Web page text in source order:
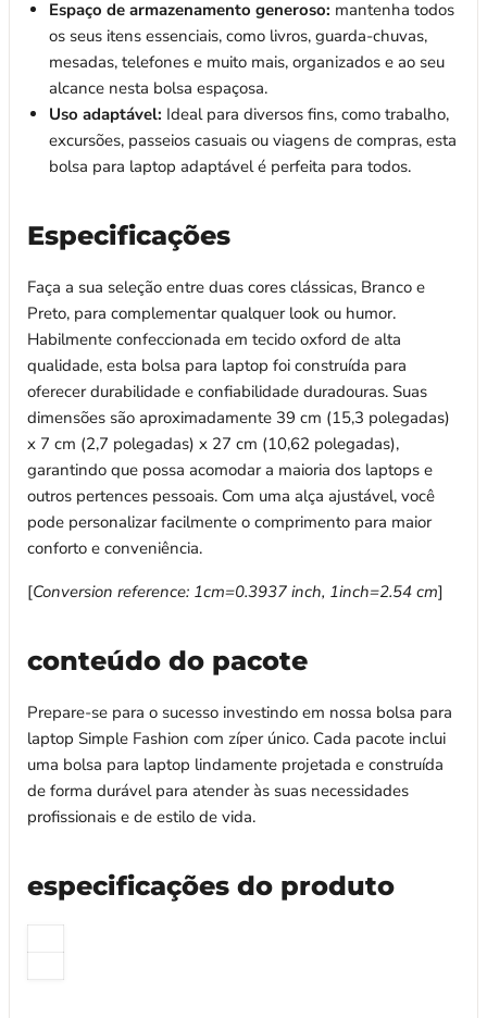
Espaço de armazenamento generoso: mantenha todos
os seus itens essenciais, como livros, guarda-chuvas,
mesadas, telefones e muito mais, organizados e ao seu
alcance nesta bolsa espaçosa.
Uso adaptável: Ideal para diversos fins, como trabalho,
excursões, passeios casuais ou viagens de compras, esta
bolsa para laptop adaptável é perfeita para todos.
Especificações
Faça a sua seleção entre duas cores clássicas, Branco e
Preto, para complementar qualquer look ou humor.
Habilmente confeccionada em tecido oxford de alta
qualidade, esta bolsa para laptop foi construída para
oferecer durabilidade e confiabilidade duradouras. Suas
dimensões são aproximadamente 39 cm (15,3 polegadas)
x 7 cm (2,7 polegadas) x 27 cm (10,62 polegadas),
garantindo que possa acomodar a maioria dos laptops e
outros pertences pessoais. Com uma alça ajustável, você
pode personalizar facilmente o comprimento para maior
conforto e conveniência.
[Conversion reference: 1cm=0.3937 inch, 1inch=2.54 cm]
conteúdo do pacote
Prepare-se para o sucesso investindo em nossa bolsa para
laptop Simple Fashion com zíper único. Cada pacote inclui
uma bolsa para laptop lindamente projetada e construída
de forma durável para atender às suas necessidades
profissionais e de estilo de vida.
especificações do produto